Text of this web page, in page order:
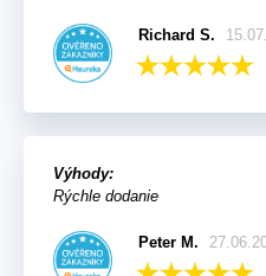
Richard S.
Výhody:
Rýchle dodanie
Peter M.